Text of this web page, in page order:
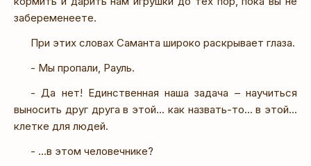
забеременеете.
При этих словах Саманта широко раскрывает глаза.
- Мы пропали, Рауль.
- Да нет! Единственная наша задача – научиться
выносить друг друга в этой... как назвать-то... в этой...
клетке для людей.
- ...в этом человечнике?